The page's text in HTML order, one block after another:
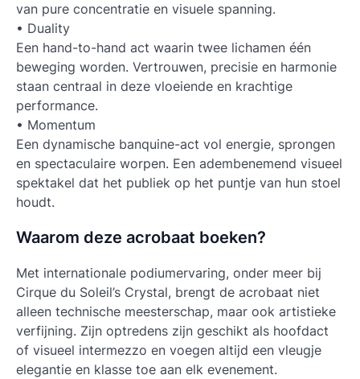
van pure concentratie en visuele spanning.
• Duality
Een hand-to-hand act waarin twee lichamen één
beweging worden. Vertrouwen, precisie en harmonie
staan centraal in deze vloeiende en krachtige
performance.
• Momentum
Een dynamische banquine-act vol energie, sprongen
en spectaculaire worpen. Een adembenemend visueel
spektakel dat het publiek op het puntje van hun stoel
houdt.
Waarom deze acrobaat boeken?
Met internationale podiumervaring, onder meer bij
Cirque du Soleil’s Crystal, brengt de acrobaat niet
alleen technische meesterschap, maar ook artistieke
verfijning. Zijn optredens zijn geschikt als hoofdact
of visueel intermezzo en voegen altijd een vleugje
elegantie en klasse toe aan elk evenement.